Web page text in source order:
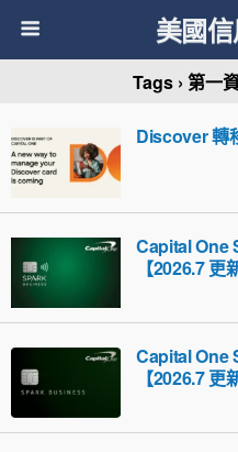
美國
Tags › 第一
Discover 轉
Capital One
【2026.7 更
Capital One
【2026.7 更